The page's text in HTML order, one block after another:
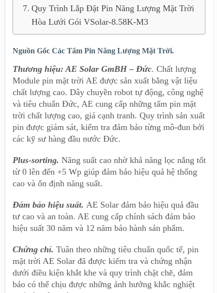
Quy Trình Lắp Đặt Pin Năng Lượng Mặt Trời
Hòa Lưới Gói VSolar-8.58K-M3
Nguồn Gốc Các Tấm Pin Năng Lượng Mặt Trời.
Thương hiệu: AE Solar GmBH – Đức. Chất lượng
Module pin mặt trời AE được sản xuất bằng vật liệu
chất lượng cao. Dây chuyền robot tự động, công nghệ
và tiêu chuẩn Đức, AE cung cấp những tấm pin mặt
trời chất lượng cao, giá cạnh tranh. Quy trình sản xuất
pin được giám sát, kiểm tra đảm bảo từng mô-đun bởi
các kỹ sư hàng đầu nước Ðức.
Plus-sorting. Năng suất cao nhờ khả năng lọc nắng tốt
từ 0 lên đến +5 Wp giúp đảm bảo hiệu quả hệ thống
cao và ổn định năng suất.
Đảm bảo hiệu suất. AE Solar đảm bảo hiệu quả đầu
tư cao và an toàn. AE cung cấp chính sách đảm bảo
hiệu suất 30 năm và 12 năm bảo hành sản phẩm.
Chứng chỉ. Tuân theo những tiêu chuẩn quốc tế, pin
mặt trời AE Solar đã được kiểm tra và chứng nhận
dưới điều kiện khắt khe và quy trình chặt chẽ, đảm
bảo có thể chịu được những ảnh hưởng khắc nghiệt